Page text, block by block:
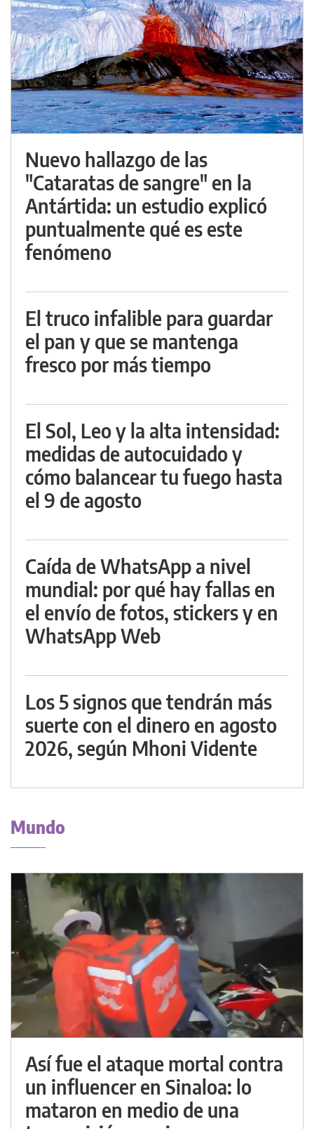
Nuevo hallazgo de las
"Cataratas de sangre" en la
Antártida: un estudio explicó
puntualmente qué es este
fenómeno
El truco infalible para guardar
el pan y que se mantenga
fresco por más tiempo
El Sol, Leo y la alta intensidad:
medidas de autocuidado y
cómo balancear tu fuego hasta
el 9 de agosto
Caída de WhatsApp a nivel
mundial: por qué hay fallas en
el envío de fotos, stickers y en
WhatsApp Web
Los 5 signos que tendrán más
suerte con el dinero en agosto
2026, según Mhoni Vidente
Mundo
Así fue el ataque mortal contra
un influencer en Sinaloa: lo
mataron en medio de una